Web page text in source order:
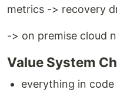
metrics -> recovery
-> on premise cloud
Value System
everything in code